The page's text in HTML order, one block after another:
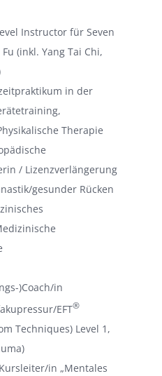
Instructor für Seven
(inkl. Yang Tai Chi,
in der
Therapie
/ Lizenzverlängerung
gesunder Rücken
)Coach/in
EFT®
Techniques) Level 1,
in „Mentales